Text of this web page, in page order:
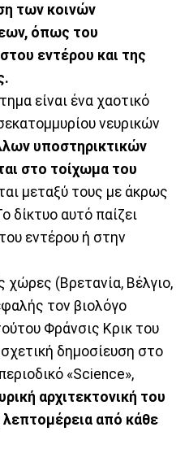
των κοινών
όπως του
εντέρου και της
είναι ένα χαοτικό
νευρικών
υποστηρικτικών
στο τοίχωμα του
μεταξύ τους με άκρως
δίκτυο αυτό παίζει
εντέρου ή στην
χώρες (Βρετανία, Βέλγιο,
τον βιολόγο
Φράνσις Κρικ του
δημοσίευση στο
«Science»,
αρχιτεκτονική του
από κάθε